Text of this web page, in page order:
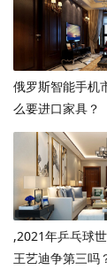
俄罗斯智能手机
么要进口家具？
,2021年乒乓球
王艺迪争第三吗